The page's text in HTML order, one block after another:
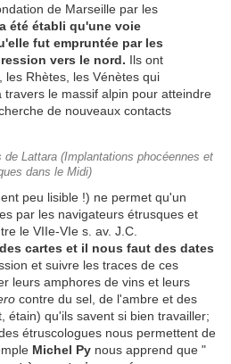
de Marseille par les
été établi qu'une voie
fut empruntée par les
vers le nord. Ils ont
les Rhètes, les Vénètes qui
le massif alpin pour atteindre
de nouveaux contacts
de Lattara (Implantations phocéennes et
dans le Midi)
peu lisible !) ne permet qu'un
par les navigateurs étrusques et
le VIIe-VIe s. av. J.C.
cartes et il nous faut des dates
et suivre les traces de ces
leurs amphores de vins et leurs
contre du sel, de l'ambre et des
étain) qu'ils savent si bien travailler;
étruscologues nous permettent de
Michel Py nous apprend que "